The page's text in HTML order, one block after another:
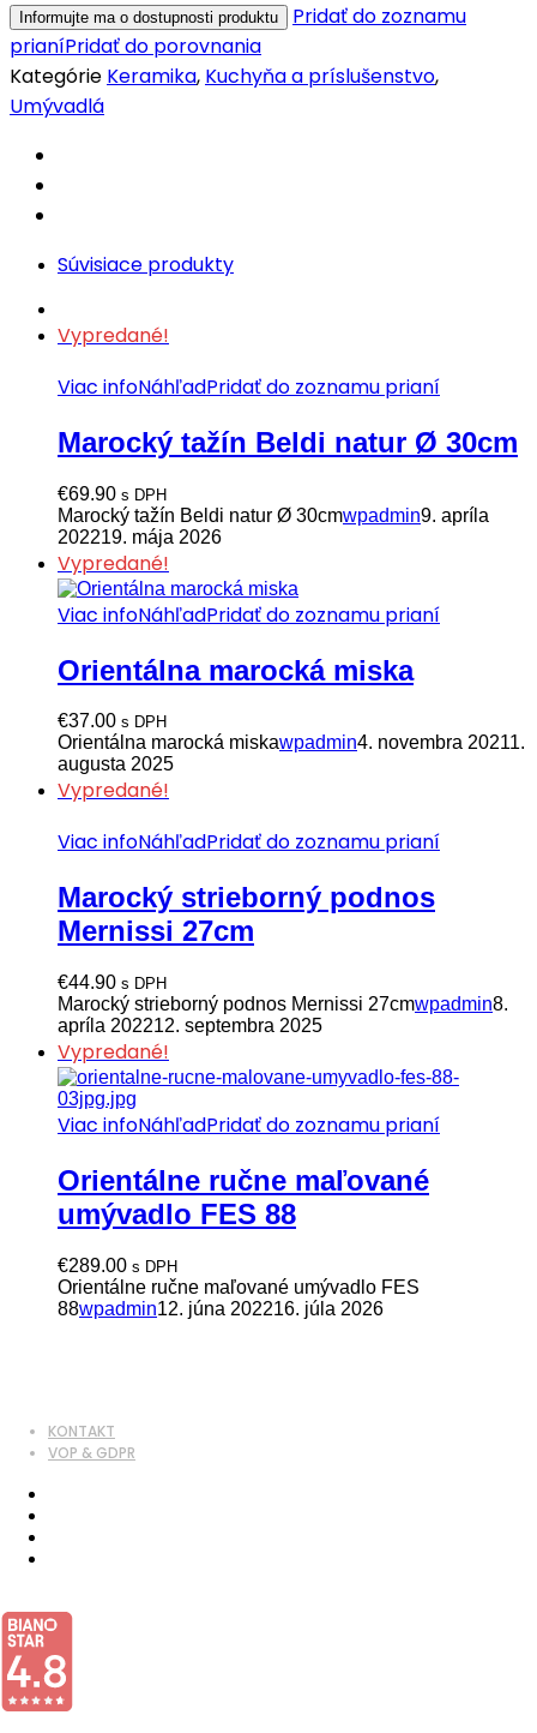
Pridať do zoznamu
prianíPridať do porovnania
Kategórie Keramika, Kuchyňa a príslušenstvo,
Umývadlá
Súvisiace produkty
Vypredané!
Viac infoNáhľadPridať do zoznamu prianí
Marocký tažín Beldi natur Ø 30cm
€69.90 s DPH
Marocký tažín Beldi natur Ø 30cmwpadmin9. apríla
202219. mája 2026
Vypredané!
Viac infoNáhľadPridať do zoznamu prianí
Orientálna marocká miska
€37.00 s DPH
Orientálna marocká miskawpadmin4. novembra 20211.
augusta 2025
Vypredané!
Viac infoNáhľadPridať do zoznamu prianí
Marocký strieborný podnos
Mernissi 27cm
€44.90 s DPH
Marocký strieborný podnos Mernissi 27cmwpadmin8.
apríla 202212. septembra 2025
Vypredané!
Viac infoNáhľadPridať do zoznamu prianí
Orientálne ručne maľované
umývadlo FES 88
€289.00 s DPH
Orientálne ručne maľované umývadlo FES
88wpadmin12. júna 202216. júla 2026
KONTAKT
VOP & GDPR